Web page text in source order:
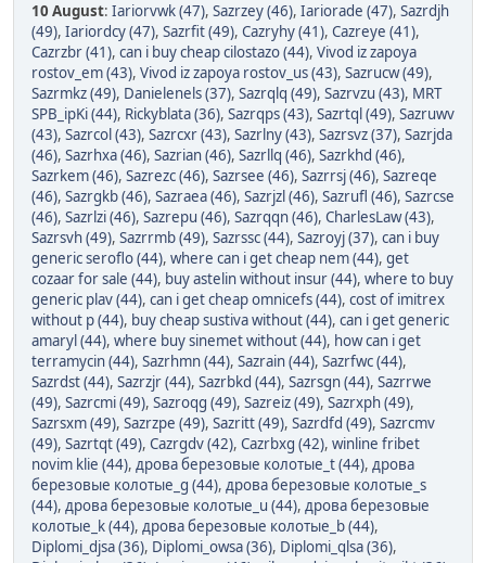
10 August: Iariorvwk (47), Sazrzey (46), Iariorade (47), Sazrdjh
(49), Iariordcy (47), Sazrfit (49), Cazryhy (41), Cazreye (41),
Cazrzbr (41), can i buy cheap cilostazo (44), Vivod iz zapoya
rostov_em (43), Vivod iz zapoya rostov_us (43), Sazrucw (49),
Sazrmkz (49), Danielenels (37), Sazrqlq (49), Sazrvzu (43), MRT
SPB_ipKi (44), Rickyblata (36), Sazrqps (43), Sazrtql (49), Sazruwv
(43), Sazrcol (43), Sazrcxr (43), Sazrlny (43), Sazrsvz (37), Sazrjda
(46), Sazrhxa (46), Sazrian (46), Sazrllq (46), Sazrkhd (46),
Sazrkem (46), Sazrezc (46), Sazrsee (46), Sazrrsj (46), Sazreqe
(46), Sazrgkb (46), Sazraea (46), Sazrjzl (46), Sazrufl (46), Sazrcse
(46), Sazrlzi (46), Sazrepu (46), Sazrqqn (46), CharlesLaw (43),
Sazrsvh (49), Sazrrmb (49), Sazrssc (44), Sazroyj (37), can i buy
generic seroflo (44), where can i get cheap nem (44), get
cozaar for sale (44), buy astelin without insur (44), where to buy
generic plav (44), can i get cheap omnicefs (44), cost of imitrex
without p (44), buy cheap sustiva without (44), can i get generic
amaryl (44), where buy sinemet without (44), how can i get
terramycin (44), Sazrhmn (44), Sazrain (44), Sazrfwc (44),
Sazrdst (44), Sazrzjr (44), Sazrbkd (44), Sazrsgn (44), Sazrrwe
(49), Sazrcmi (49), Sazroqg (49), Sazreiz (49), Sazrxph (49),
Sazrsxm (49), Sazrzpe (49), Sazritt (49), Sazrdfd (49), Sazrcmv
(49), Sazrtqt (49), Cazrgdv (42), Cazrbxg (42), winline fribet
novim klie (44), дрова березовые колотые_t (44), дрова
березовые колотые_g (44), дрова березовые колотые_s
(44), дрова березовые колотые_u (44), дрова березовые
колотые_k (44), дрова березовые колотые_b (44),
Diplomi_djsa (36), Diplomi_owsa (36), Diplomi_qlsa (36),